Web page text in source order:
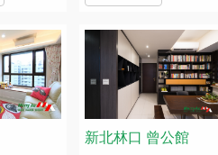
新北林口 曾公館